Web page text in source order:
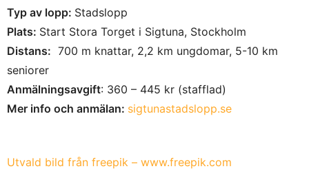
Typ av lopp: Stadslopp
Plats: Start Stora Torget i Sigtuna, Stockholm
Distans: 700 m knattar, 2,2 km ungdomar, 5-10 km
seniorer
Anmälningsavgift: 360 – 445 kr (stafflad)
Mer info och anmälan: sigtunastadslopp.se
Utvald bild från freepik – www.freepik.com